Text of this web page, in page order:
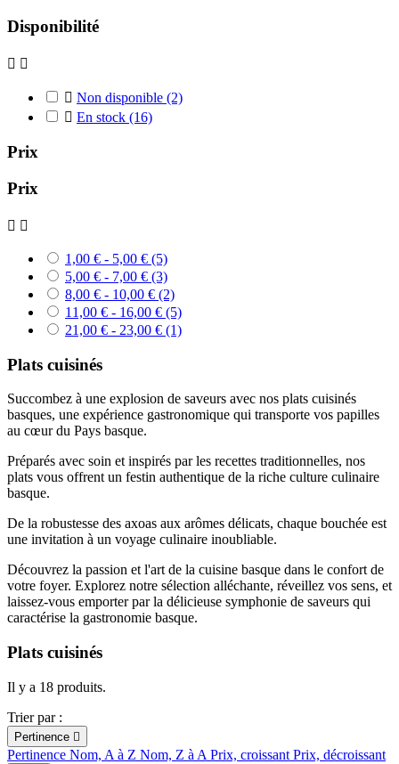
Disponibilité
 
 Non disponible (2)
 En stock (16)
Prix
Prix
 
1,00 € - 5,00 € (5)
5,00 € - 7,00 € (3)
8,00 € - 10,00 € (2)
11,00 € - 16,00 € (5)
21,00 € - 23,00 € (1)
Plats cuisinés
Succombez à une explosion de saveurs avec nos plats cuisinés
basques, une expérience gastronomique qui transporte vos papilles
au cœur du Pays basque.
Préparés avec soin et inspirés par les recettes traditionnelles, nos
plats vous offrent un festin authentique de la riche culture culinaire
basque.
De la robustesse des axoas aux arômes délicats, chaque bouchée est
une invitation à un voyage culinaire inoubliable.
Découvrez la passion et l'art de la cuisine basque dans le confort de
votre foyer. Explorez notre sélection alléchante, réveillez vos sens, et
laissez-vous emporter par la délicieuse symphonie de saveurs qui
caractérise la gastronomie basque.
Plats cuisinés
Il y a 18 produits.
Trier par :
Pertinence 
Pertinence Nom, A à Z Nom, Z à A Prix, croissant Prix, décroissant